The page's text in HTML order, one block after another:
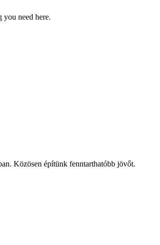
you need here.
Közösen építünk fenntarthatóbb jövőt.